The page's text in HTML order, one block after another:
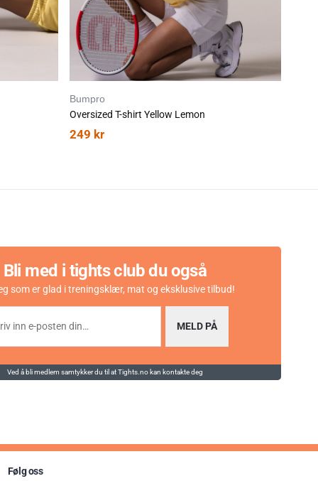
Bumpro
Oversized T-shirt Yellow Lemon
249 kr
Bli med i tights club du også
som er glad i treningsklær, mat og eksklusive tilbud!
MELD PÅ
Ved å bli medlem samtykker du til at Tights.no kan kontakte deg
Følg oss